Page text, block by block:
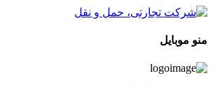
منو موبایل